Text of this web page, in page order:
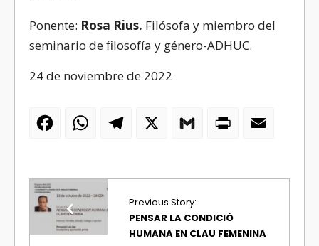
Ponente: Rosa Rius. Filósofa y miembro del
seminario de filosofía y género-ADHUC.
24 de noviembre de 2022
FacebookWhatsAppTelegram Gmail PrintFriendly
Previous Story:
PENSAR LA CONDICIÓ
HUMANA EN CLAU FEMENINA